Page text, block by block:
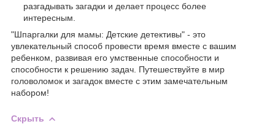
разгадывать загадки и делает процесс более
интересным.
"Шпаргалки для мамы: Детские детективы" - это
увлекательный способ провести время вместе с вашим
ребенком, развивая его умственные способности и
способности к решению задач. Путешествуйте в мир
головоломок и загадок вместе с этим замечательным
набором!
Скрыть